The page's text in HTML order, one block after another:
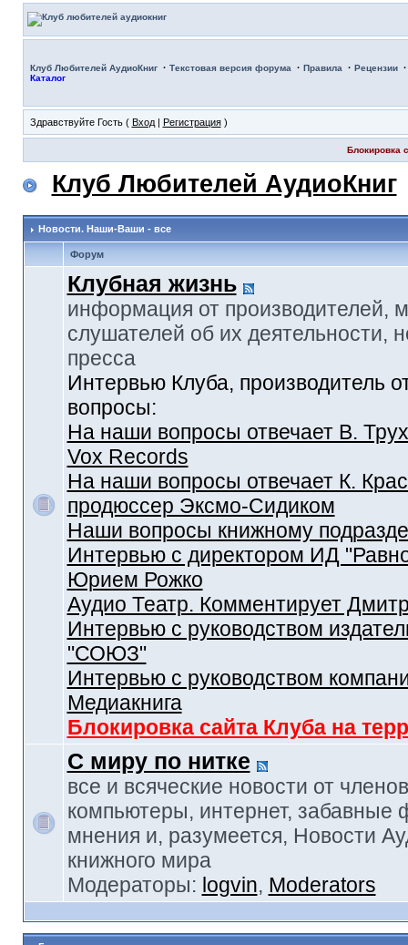
Клуб Любителей АудиоКниг· Текстовая версия форума · Правила · Рецензии
Каталог
Здравствуйте Гость ( Вход| Регистрация)
Блокировка
Клуб Любителей АудиоКниг
Новости. Наши-Ваши - все
Форум
Клубная жизнь
информация от производителей,
слушателей об их деятельности,
пресса
Интервью Клуба, производитель
вопросы:
На наши вопросы отвечает В.
Vox Records
На наши вопросы отвечает К.
продюссер Эксмо-Сидиком
Наши вопросы книжному
Интервью с директором ИД
Юрием Рожко
Аудио Театр. Комментирует
Интервью с руководством
"СОЮЗ"
Интервью с руководством
Медиакнига
Блокировка сайта Клуба на
С миру по нитке
все и всяческие новости от
компьютеры, интернет, забавные
мнения и, разумеется, Новости
книжного мира
Модераторы: logvin, Moderators